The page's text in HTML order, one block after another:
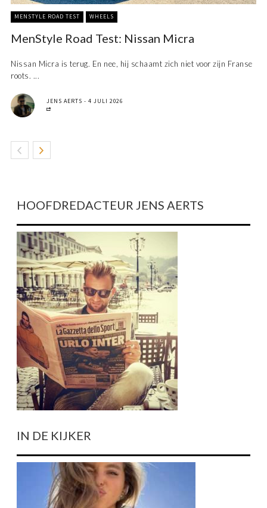
MENSTYLE ROAD TEST WHEELS
MenStyle Road Test: Nissan Micra
Nissan Micra is terug. En nee, hij schaamt zich niet voor zijn Franse
roots. ...
JENS AERTS 4 JULI 2026
HOOFDREDACTEUR JENS AERTS
IN DE KIJKER